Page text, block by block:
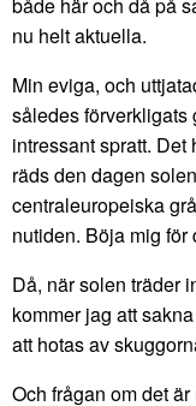
nu helt aktuella.
Min eviga, och
således förverkligats
intressant spratt. Det
räds den dagen
centraleuropeiska
nutiden. Böja mig
Då, när solen träder
kommer jag att
att hotas av
Och frågan om det